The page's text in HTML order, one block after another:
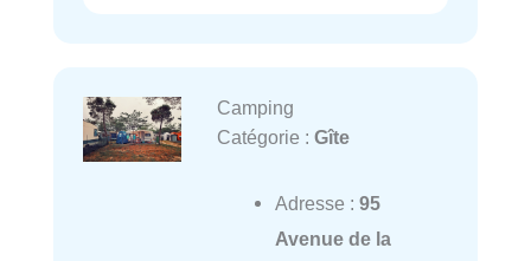
Camping
Catégorie : Gîte
Adresse : 95
Avenue de la